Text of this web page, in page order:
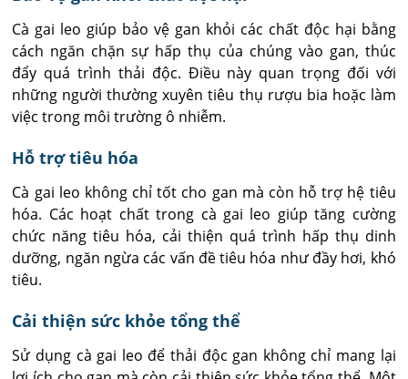
Cà gai leo giúp bảo vệ gan khỏi các chất độc hại bằng
cách ngăn chặn sự hấp thụ của chúng vào gan, thúc
đẩy quá trình thải độc. Điều này quan trọng đối với
những người thường xuyên tiêu thụ rượu bia hoặc làm
việc trong môi trường ô nhiễm.
Hỗ trợ tiêu hóa
Cà gai leo không chỉ tốt cho gan mà còn hỗ trợ hệ tiêu
hóa. Các hoạt chất trong cà gai leo giúp tăng cường
chức năng tiêu hóa, cải thiện quá trình hấp thụ dinh
dưỡng, ngăn ngừa các vấn đề tiêu hóa như đầy hơi, khó
tiêu.
Cải thiện sức khỏe tổng thể
Sử dụng cà gai leo để thải độc gan không chỉ mang lại